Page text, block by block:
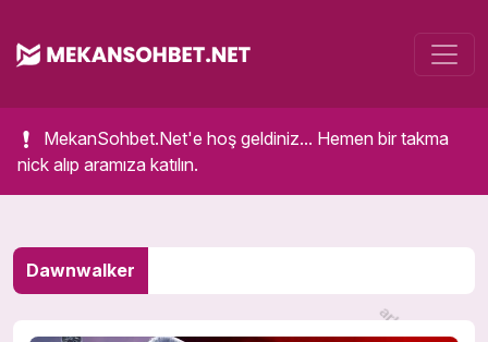
MekanSohbet.Net'e hoş geldiniz... Hemen bir takma
nick alıp aramıza katılın.
Dawnwalker